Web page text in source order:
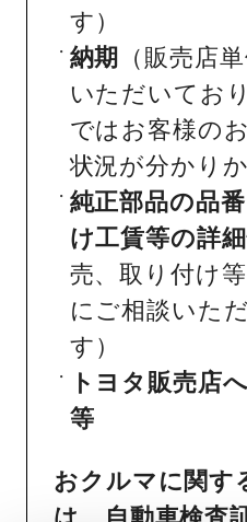
す）
納期
（販売店
いただいてお
ではお客様の
状況が分かり
純正部品の品
け工賃等の詳
売、取り付け
にご相談いた
す）
トヨタ販売店
等
おクルマに関す